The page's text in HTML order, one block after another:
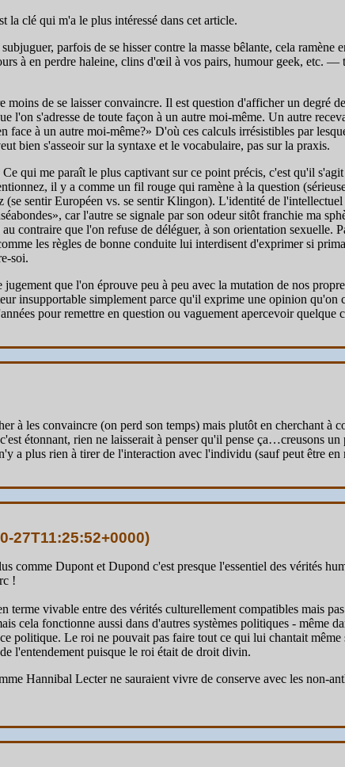
clé qui m'a le plus intéressé dans cet article.
parfois de se hisser contre la masse bêlante, cela
à en perdre haleine, clins d'œil à vos pairs, humour geek, etc.
de se laisser convaincre. Il est question d'afficher un degré
l'on s'adresse de toute façon à un autre moi-même. Un autre
face à un autre moi-même?» D'où ces calculs irrésistibles par
bien s'asseoir sur la syntaxe et le vocabulaire, pas sur la praxis.
qui me paraît le plus captivant sur ce point précis, c'est qu'il
il y a comme un fil rouge qui ramène à la question
(se sentir Européen vs. se sentir Klingon). L'identité de
car l'autre se signale par son odeur sitôt franchie ma
contraire que l'on refuse de déléguer, à son orientation sexuelle.
les règles de bonne conduite lui interdisent d'exprimer si
soi.
que l'on éprouve peu à peu avec la mutation de nos
insupportable simplement parce qu'il exprime une opinion
pour remettre en question ou vaguement apercevoir
à les convaincre (on perd son temps) mais plutôt en cherchant
étonnant, rien ne laisserait à penser qu'il pense ça…creusons un
a plus rien à tirer de l'interaction avec l'individu (sauf peut être
27T11:25:52+0000)
comme Dupont et Dupond c'est presque l'essentiel des vérités
!
terme vivable entre des vérités culturellement compatibles mais
cela fonctionne aussi dans d'autres systèmes politiques - même
politique. Le roi ne pouvait pas faire tout ce qui lui chantait
l'entendement puisque le roi était de droit divin.
Hannibal Lecter ne sauraient vivre de conserve avec les non-